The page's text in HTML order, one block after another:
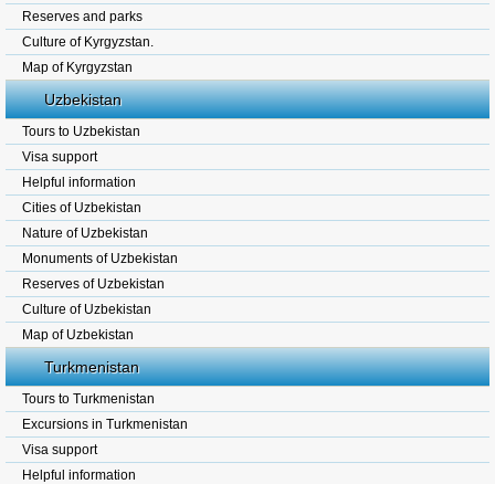
Reserves and parks
Culture of Kyrgyzstan.
Map of Kyrgyzstan
Uzbekistan
Tours to Uzbekistan
Visa support
Helpful information
Cities of Uzbekistan
Nature of Uzbekistan
Monuments of Uzbekistan
Reserves of Uzbekistan
Culture of Uzbekistan
Map of Uzbekistan
Turkmenistan
Tours to Turkmenistan
Excursions in Turkmenistan
Visa support
Helpful information